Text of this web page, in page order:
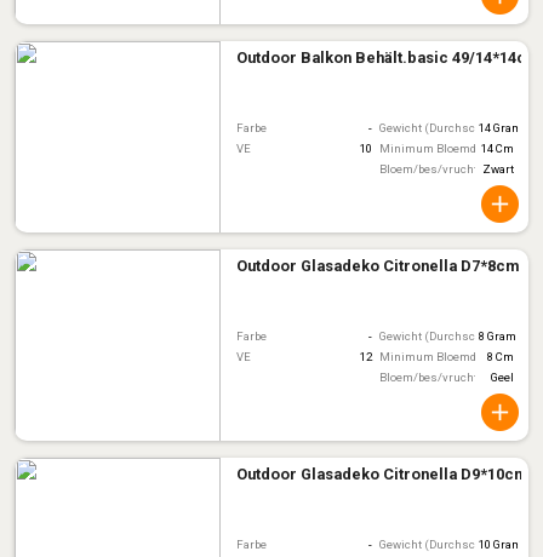
Outdoor Balkon Behält.basic 49/14*14cm
Farbe - Gewicht (Durchschnitt)
14 Gram
VE
10 Minimum Bloemdiameter
14 Cm
Bloem/bes/vruchtkleur
Zwart
Outdoor Glasadeko Citronella D7*8cm
Farbe - Gewicht (Durchschnitt)
8 Gram
VE
12 Minimum Bloemdiameter
8 Cm
Bloem/bes/vruchtkleur
Geel
Outdoor Glasadeko Citronella D9*10cm
Farbe - Gewicht (Durchschnitt)
10 Gram